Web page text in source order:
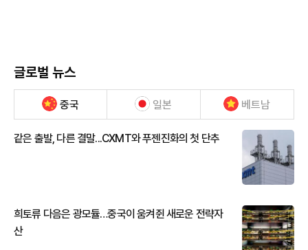
글로벌 뉴스
중국 일본 베트남
같은 출발, 다른 결말...CXMT와 푸젠진화의 첫 단추
희토류 다음은 광모듈…중국이 움켜쥔 새로운 전략자
산